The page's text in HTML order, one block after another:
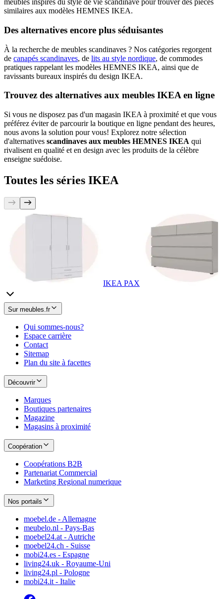
meubles inspirés du style de vie scandinave pour trouver des pièces
similaires aux modèles HEMNES IKEA.
Des alternatives encore plus séduisantes
À la recherche de meubles scandinaves ? Nos catégories regorgent
de canapés scandinaves, de lits au style nordique, de commodes
pratiques rappelant les modèles HEMNES IKEA, ainsi que de
ravissants bureaux inspirés du design IKEA.
Trouvez des alternatives aux meubles IKEA en ligne
Si vous ne disposez pas d'un magasin IKEA à proximité et que vous
préférez éviter de parcourir la boutique en ligne pendant des heures,
nous avons la solution pour vous! Explorez notre sélection
d'alternatives scandinaves aux meubles HEMNES IKEA qui
rivalisent en qualité et en design avec les produits de la célèbre
enseigne suédoise.
Toutes les séries IKEA
IKEA PAX
Sur meubles.fr
Qui sommes-nous?
Espace carrière
Contact
Sitemap
Plan du site à facettes
Découvrir
Marques
Boutiques partenaires
Magazine
Magasins à proximité
Coopération
Coopérations B2B
Partenariat Commercial
Marketing Regional numerique
Nos portails
moebel.de - Allemagne
meubelo.nl - Pays-Bas
moebel24.at - Autriche
moebel24.ch - Suisse
mobi24.es - Espagne
living24.uk - Royaume-Uni
living24.pl - Pologne
mobi24.it - Italie